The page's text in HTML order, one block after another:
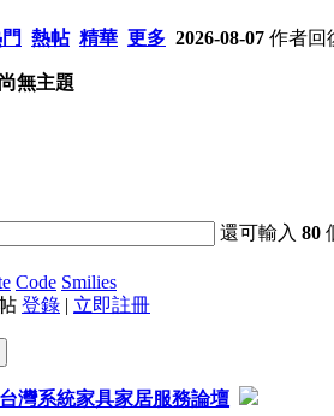
熱帖 精華 更多 2026-08-07 作者回
無主題
還可輸入80
Code Smilies
登錄 | 立即註冊
台灣系統家具家居服務論壇